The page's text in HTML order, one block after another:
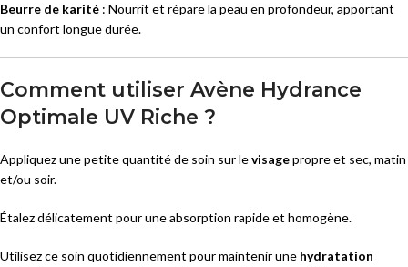
Beurre de karité : Nourrit et répare la peau en profondeur, apportant
un confort longue durée.
Comment utiliser Avène Hydrance
Optimale UV Riche ?
Appliquez une petite quantité de soin sur levisagepropre et sec, matin
et/ou soir.
Étalez délicatement pour une absorption rapide et homogène.
Utilisez ce soin quotidiennement pour maintenir une hydratation